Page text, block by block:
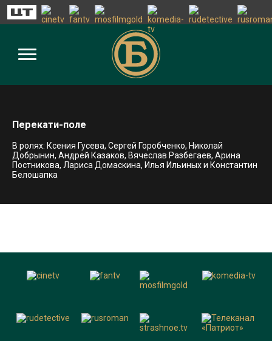
Перекати-поле
В ролях: Ксения Гусева, Сергей Горобченко, Николай
Добрынин, Андрей Казаков, Вячеслав Разбегаев, Арина
Постникова, Лариса Домаскина, Илья Ильиных и Константин
Белошапка